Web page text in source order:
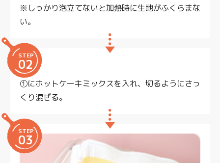
※しっかり泡立てないと加熱時に生地がふくらまな
い。
STEP
02
①にホットケーキミックスを入れ、切るようにさっ
くり混ぜる。
STEP
03